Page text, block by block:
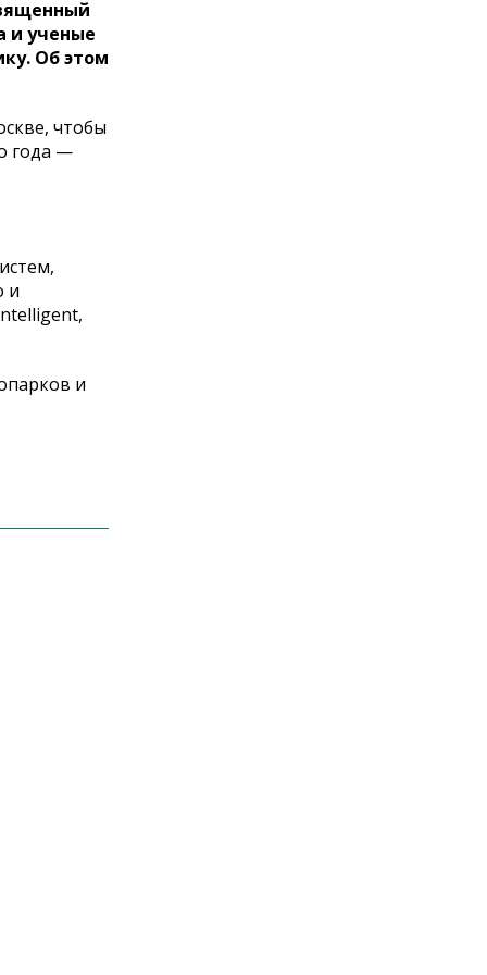
и ученые
Об этом
чтобы
года —
и
и